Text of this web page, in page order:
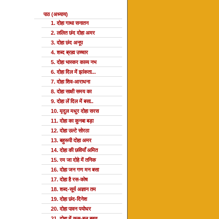
पाठ (अध्याय)
1. दोहा गाथा सनातन
2. ललित छंद दोहा अमर
3. दोहा छंद अनूप
4. शब्द ब्रह्म उच्चार
5. दोहा भास्कर काव्य नभ
6. दोहा दिल में झांकता...
7. दोहा शिव-आराधना
8. दोहा साक्षी समय का
9. दोहा लें दिल में बसा..
10. मृदुल मधुर दोहा सरस
11. दोहा का कुनबा बड़ा
12. दोहा उल्टे सोरठा
13. बहुरूपी दोहा अमर
14. दोहा की छवियाँ अमित
15. रम जा दोहे में तनिक
16. दोहा जन गण मन बसा
17. दोहा है रस-कोष
18. शब्द-सूर्य अज्ञान तम
19. दोहा छंद-दिनेश
20. दोहा पावन पयोधर